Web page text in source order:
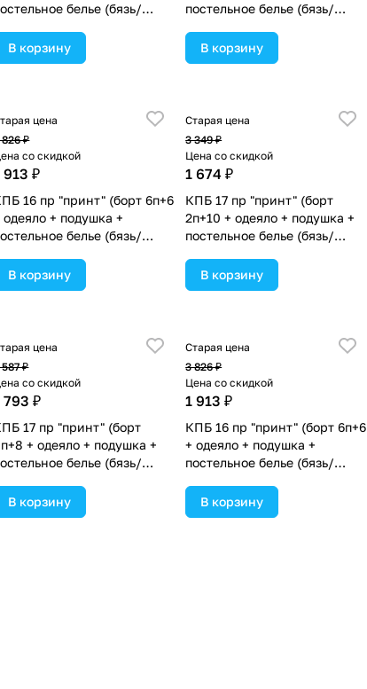
белье (бязь/
(№П207_4а8бб_06) цвета в
В корзину
постельное белье (бязь/
(№П207_2а10бб_07) цвета в
ассортименте.
В корзину
цена
826 ₽
со скидкой
913 ₽
16 пр "принт" (борт 6п+6
одеяло + подушка +
белье (бязь/
в ассортименте.
В корзину
Старая цена
3 349 ₽
Цена со скидкой
1 674 ₽
КПБ 17 пр "принт" (борт
2п+10 + одеяло + подушка +
постельное белье (бязь/
(№П207_2а10бб_06) цвета в
ассортименте.
В корзину
цена
587 ₽
со скидкой
793 ₽
17 пр "принт" (борт
+ одеяло + подушка +
белье (бязь/
(№П207_4а8бб_05) цвета в
В корзину
Старая цена
3 826 ₽
Цена со скидкой
1 913 ₽
КПБ 16 пр "принт" (борт 6п+6
+ одеяло + подушка +
постельное белье (бязь/
в ассортименте.
В корзину